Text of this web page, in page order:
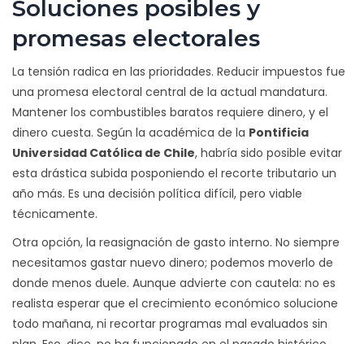
Soluciones posibles y
promesas electorales
La tensión radica en las prioridades. Reducir impuestos fue
una promesa electoral central de la actual mandatura.
Mantener los combustibles baratos requiere dinero, y el
dinero cuesta. Según la académica de la Pontificia
Universidad Católica de Chile, habría sido posible evitar
esta drástica subida posponiendo el recorte tributario un
año más. Es una decisión política difícil, pero viable
técnicamente.
Otra opción, la reasignación de gasto interno. No siempre
necesitamos gastar nuevo dinero; podemos moverlo de
donde menos duele. Aunque advierte con cautela: no es
realista esperar que el crecimiento económico solucione
todo mañana, ni recortar programas mal evaluados sin